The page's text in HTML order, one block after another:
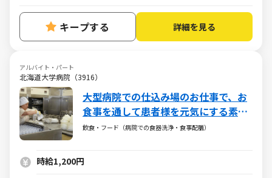
キープする 詳細を見る
アルバイト・パート
北海道大学病院（3916）
大型病院での仕込み場のお仕事で、お
食事を通して患者様を元気にする素敵
なお仕事です♪
飲食・フード（病院での食器洗浄・食事配膳）
時給1,200円